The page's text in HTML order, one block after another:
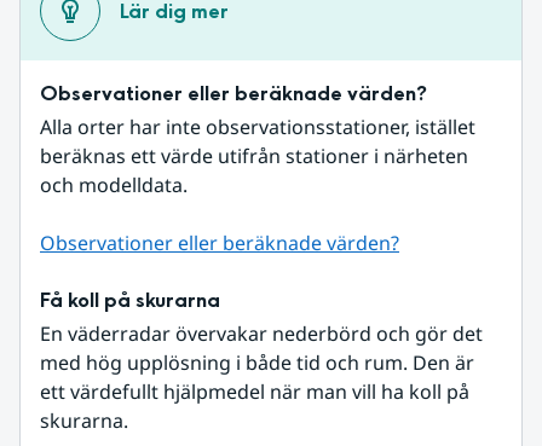
Lär dig mer
Observationer eller beräknade värden?
Alla orter har inte observationsstationer, istället
beräknas ett värde utifrån stationer i närheten
och modelldata.
Observationer eller beräknade värden?
Få koll på skurarna
En väderradar övervakar nederbörd och gör det
med hög upplösning i både tid och rum. Den är
ett värdefullt hjälpmedel när man vill ha koll på
skurarna.